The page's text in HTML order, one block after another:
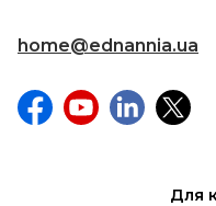
home@ednannia.ua
Для